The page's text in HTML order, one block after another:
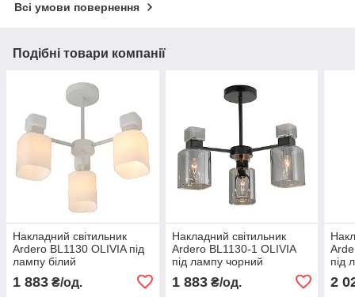
Всі умови повернення
Подібні товари компанії
Накладний світильник
Ardero BL1130 OLIVIA під
лампу білий
1 883 ₴/од.
Накладний світильник
Ardero BL1130-1 OLIVIA
під лампу чорний
1 883₴/од.
під
2